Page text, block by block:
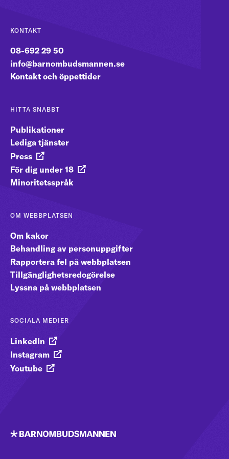
KONTAKT
08-692 29 50
info@barnombudsmannen.se
Kontakt och öppettider
HITTA SNABBT
Publikationer
Lediga tjänster
Press
För dig under 18
Minoritetsspråk
OM WEBBPLATSEN
Om kakor
Behandling av personuppgifter
Rapportera fel på webbplatsen
Tillgänglighetsredogörelse
Lyssna på webbplatsen
SOCIALA MEDIER
LinkedIn
Instagram
Youtube